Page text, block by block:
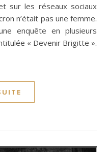
sur les réseaux sociaux
n’était pas une femme.
enquête en plusieurs
« Devenir Brigitte ».